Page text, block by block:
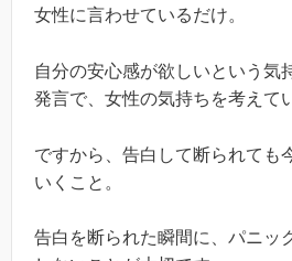
女性に言わせているだけ。
自分の安心感が欲しいという気
発言で、女性の気持ちを考えて
ですから、告白して断られても
いくこと。
告白を断られた瞬間に、パニッ